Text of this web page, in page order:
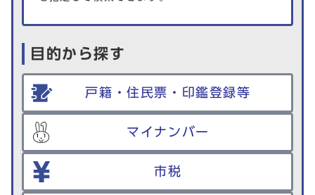
目的から探す
戸籍・住民票・印鑑登録等
マイナンバー
市税